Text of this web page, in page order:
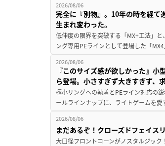
2026/08/06
完全に『別物』。10年の時を経て
生まれ変わった。
低伸度の限界を突破する「MX+工法」
ング専用PEラインとして登場した「
2026/08/06
『このサイズ感が欲しかった』
ら登場。小さすぎず大きすぎず、
極小リングへの執着とPEライン対応の
ールラインナップに、ライトゲームを
2026/08/06
まだあるぞ！クローズドフェイス
大口径フロントコーンがノスタルジッ